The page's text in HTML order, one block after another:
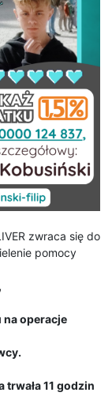
zwraca się do
pomocy
operacje
11 godzin